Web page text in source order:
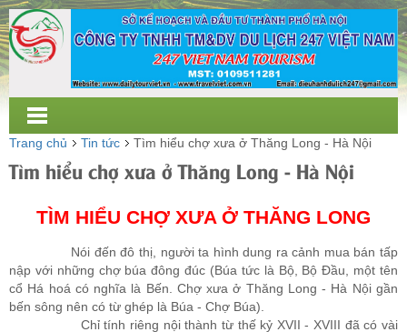
Trang chủ Tin tức Tìm hiểu chợ xưa ở Thăng Long - Hà Nội
Tìm hiểu chợ xưa ở Thăng Long - Hà Nội
TÌM HIỂU CHỢ XƯA Ở THĂNG LONG
Nói đến đô thị, người ta hình dung ra cảnh mua bán tấp
nập với những chợ búa đông đúc (Búa tức là Bộ, Bộ Đầu, một tên
cổ Há hoá có nghĩa là Bến. Chợ xưa ở Thăng Long - Hà Nội gần
bến sông nên có từ ghép là Búa - Chợ Búa).
Chỉ tính riêng nội thành từ thế kỷ XVII - XVIII đã có vài